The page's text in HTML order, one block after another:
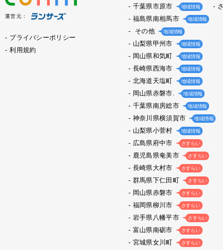
運営元：
プライバシーポリシー
利用規約
千葉県市原市 地域情報
福島県南相馬市 地域情報
その他 地域情報
山梨県甲州市 地域情報
岡山県和気町 地域情報
長崎県西海市 地域情報
北海道天塩町 地域情報
岡山県赤磐市. 地域情報
千葉県南房総市 地域情報
神奈川県横須賀市 地域情報
山梨県小菅村 地域情報
広島県府中市 さすらい
鹿児島県奄美市 さすらい
長崎県大村市 さすらい
群馬県下仁田町 さすらい
岡山県赤磐市 さすらい
福岡県柳川市 さすらい
岩手県八幡平市 さすらい
富山県南砺市 さすらい
宮城県女川町 さすらい